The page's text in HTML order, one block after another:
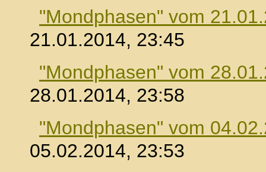
"Mondphasen" vom
21.01.2014, 23:45
"Mondphasen" vom
28.01.2014, 23:58
"Mondphasen" vom
05.02.2014, 23:53